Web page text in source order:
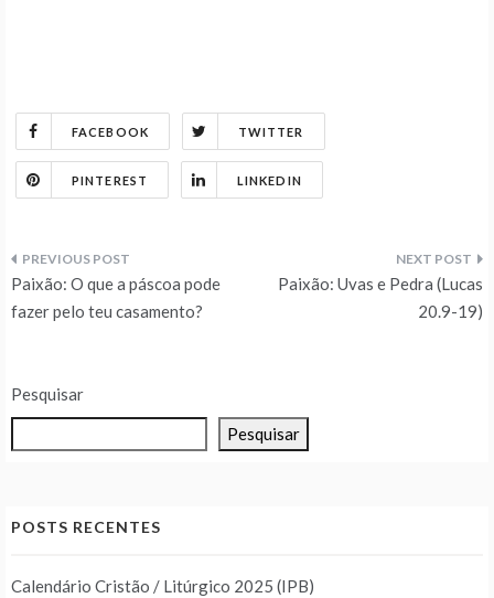
FACEBOOK TWITTER
PINTEREST LINKEDIN
Navegação
de
Paixão: O que a páscoa pode
fazer pelo teu casamento?
Paixão: Uvas e Pedra (Lucas
20.9-19)
Pesquisar
Pesquisar
POSTS RECENTES
Calendário Cristão / Litúrgico 2025 (IPB)